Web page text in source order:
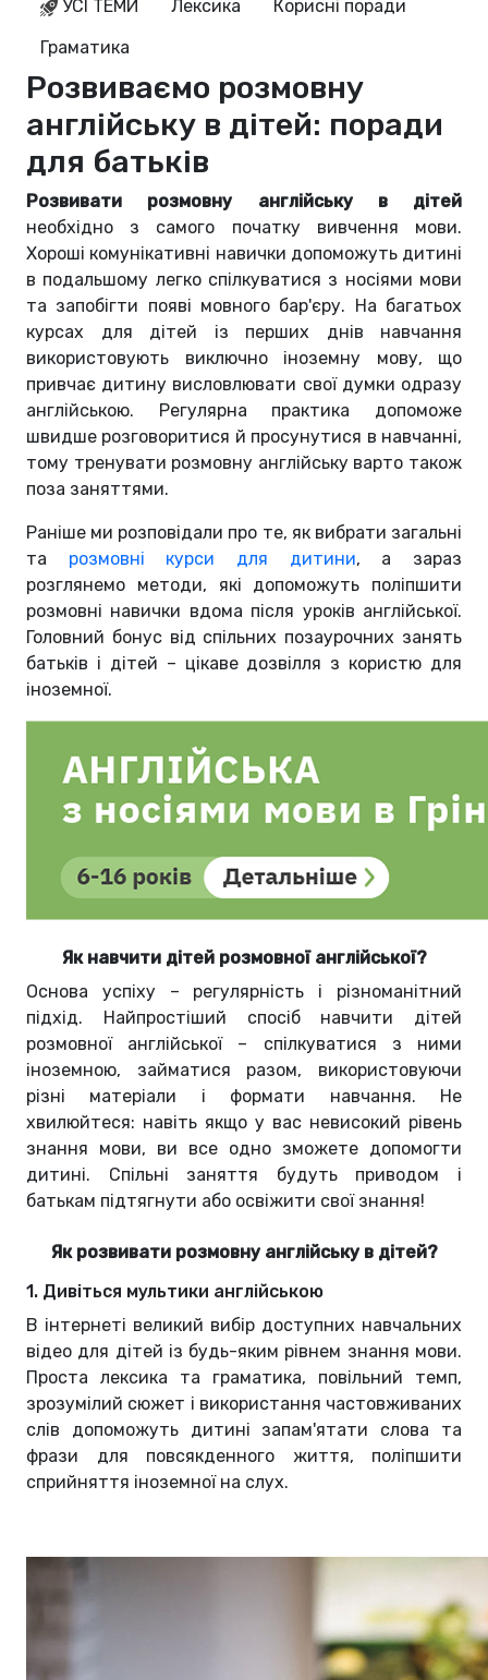
УСІ ТЕМИ Лексика
Корисні поради
Граматика
Розвиваємо розмовну
англійську в дітей: поради
для батьків
Розвивати розмовну англійську в дітей
необхідно з самого початку вивчення мови.
Хороші комунікативні навички допоможуть дитині
в подальшому легко спілкуватися з носіями мови
та запобігти появі мовного бар'єру. На багатьох
курсах для дітей із перших днів навчання
використовують виключно іноземну мову, що
привчає дитину висловлювати свої думки одразу
англійською. Регулярна практика допоможе
швидше розговоритися й просунутися в навчанні,
тому тренувати розмовну англійську варто також
поза заняттями.
Раніше ми розповідали про те, як вибрати загальні
та розмовні курси для дитини, а зараз
розглянемо методи, які допоможуть поліпшити
розмовні навички вдома після уроків англійської.
Головний бонус від спільних позаурочних занять
батьків і дітей – цікаве дозвілля з користю для
іноземної.
Як навчити дітей розмовної англійської?
Основа успіху – регулярність і різноманітний
підхід. Найпростіший спосіб навчити дітей
розмовної англійської – спілкуватися з ними
іноземною, займатися разом, використовуючи
різні матеріали і формати навчання. Не
хвилюйтеся: навіть якщо у вас невисокий рівень
знання мови, ви все одно зможете допомогти
дитині. Спільні заняття будуть приводом і
батькам підтягнути або освіжити свої знання!
Як розвивати розмовну англійську в дітей?
1. Дивіться мультики англійською
В інтернеті великий вибір доступних навчальних
відео для дітей із будь-яким рівнем знання мови.
Проста лексика та граматика, повільний темп,
зрозумілий сюжет і використання частовживаних
слів допоможуть дитині запам'ятати слова та
фрази для повсякденного життя, поліпшити
сприйняття іноземної на слух.